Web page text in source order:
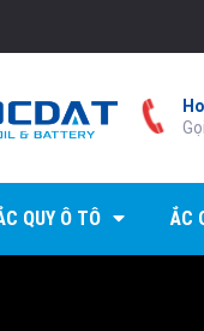
QUY Ô TÔ ẮC